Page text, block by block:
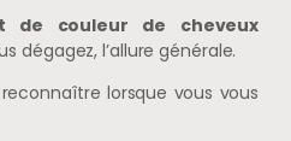
de couleur de cheveux
dégagez, l’allure générale.
lorsque vous vous